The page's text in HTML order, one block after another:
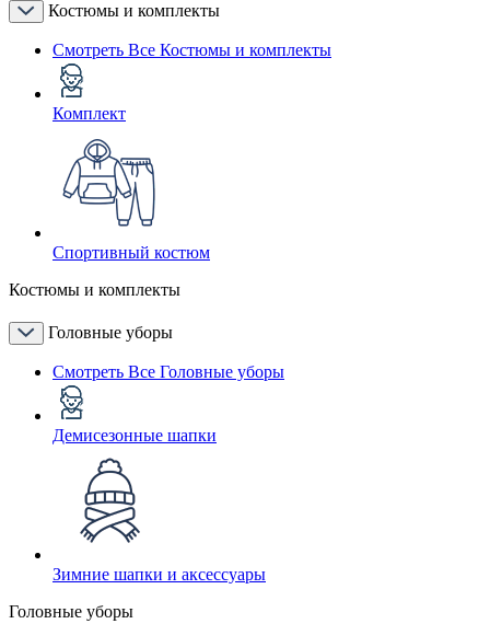
Костюмы и комплекты
Смотреть Все Костюмы и комплекты
Комплект
Спортивный костюм
Костюмы и комплекты
Головные уборы
Смотреть Все Головные уборы
Демисезонные шапки
Зимние шапки и аксессуары
Головные уборы